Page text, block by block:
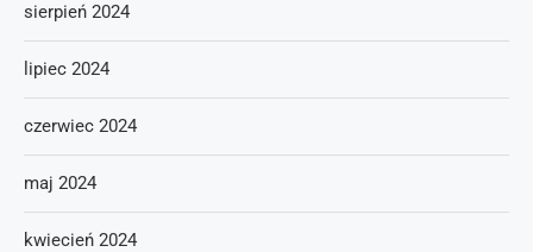
sierpień 2024
lipiec 2024
czerwiec 2024
maj 2024
kwiecień 2024